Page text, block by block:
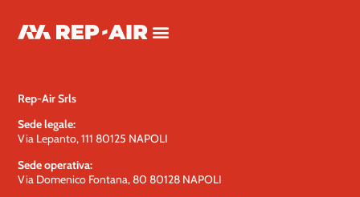
Category:Malta
Rep-Air Srls
Sede legale:
Via Lepanto, 111 80125 NAPOLI
Sede operativa:
Via Domenico Fontana, 80 80128 NAPOLI